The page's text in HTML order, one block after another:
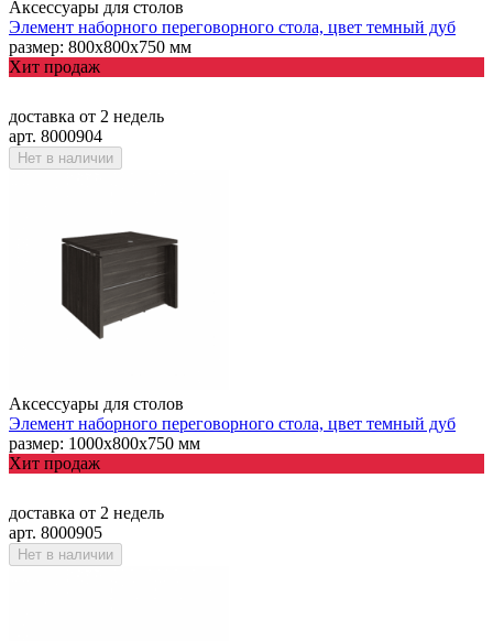
Аксессуары для столов
Элемент наборного переговорного стола, цвет темный дуб
размер: 800х800х750 мм
Хит продаж
доставка от 2 недель
арт. 8000904
Нет в наличии
Аксессуары для столов
Элемент наборного переговорного стола, цвет темный дуб
размер: 1000х800х750 мм
Хит продаж
доставка от 2 недель
арт. 8000905
Нет в наличии